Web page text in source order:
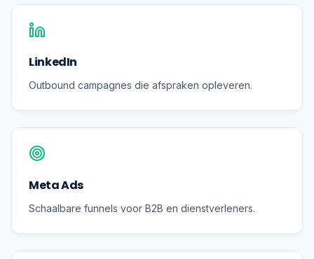
LinkedIn
Outbound campagnes die afspraken opleveren.
Meta Ads
Schaalbare funnels voor B2B en dienstverleners.